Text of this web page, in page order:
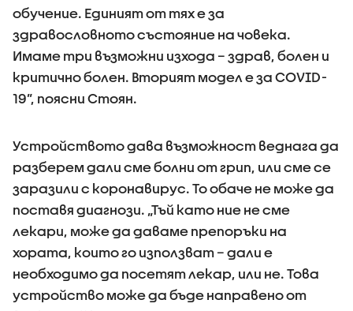
обучение. Единият от тях е за
здравословното състояние на човека.
Имаме три възможни изхода – здрав, болен и
критично болен. Вторият модел е за COVID-
19”, поясни Стоян.
Устройството дава възможност веднага да
разберем дали сме болни от грип, или сме се
заразили с коронавирус. То обаче не може да
поставя диагнози. „Тъй като ние не сме
лекари, може да даваме препоръки на
хората, които го използват – дали е
необходимо да посетят лекар, или не. Това
устройство може да бъде направено от